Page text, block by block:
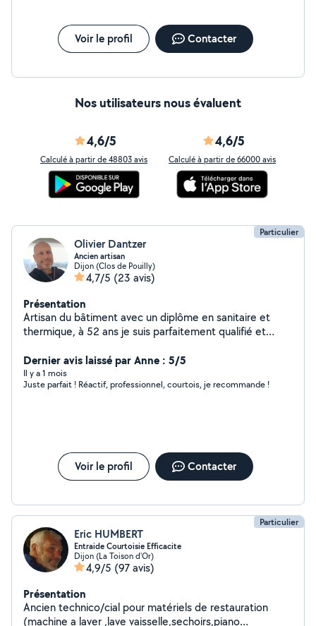
Voir le profil Contacter
Nos utilisateurs nous évaluent
4,6/5
Calculé à partir de 48803 avis
4,6/5
Calculé à partir de 66000 avis
Particulier
Olivier Dantzer
Ancien artisan
Dijon (Clos de Pouilly)
4,7/5 (23 avis)
Présentation
Artisan du bâtiment avec un diplôme en sanitaire et
thermique, à 52 ans je suis parfaitement qualifié et
extérieurs !
Dernier avis laissé par Anne : 5/5
Il y a 1 mois
Juste parfait ! Réactif, professionnel, courtois, je recommande !
Voir le profil Contacter
Particulier
Eric HUMBERT
Entraide Courtoisie Efficacite
Dijon (La Toison d'Or)
4,9/5 (97 avis)
Présentation
Ancien technico/cial pour matériels de restauration
(machine a laver ,lave vaisselle,sechoirs,piano